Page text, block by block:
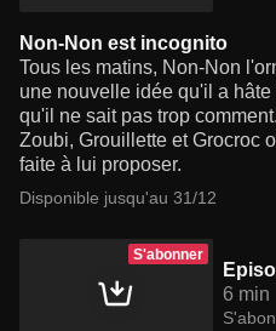
Non-Non est incognito
Tous les matins, Non-Non
une nouvelle idée qu'il a
qu'il ne sait pas trop
Zoubi, Grouillette et Grocroc
faite à lui proposer.
Disponible jusqu'au 31/12
S'abonner
6 min